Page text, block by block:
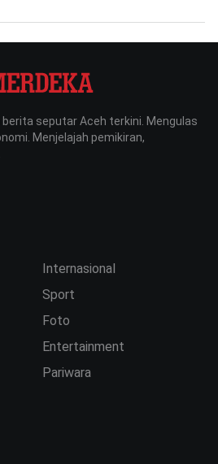
berita seputar Aceh terkini. Mengulas
Menjelajah pemikiran,
Internasional
Sport
Foto
Entertainment
Pariwara